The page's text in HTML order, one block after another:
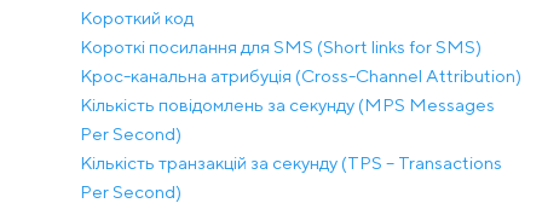
Короткий код
Короткі посилання для SMS (Short links for SMS)
Крос-канальна атрибуція (Cross-Channel Attribution)
Кількість повідомлень за секунду (MPS Messages
Per Second)
Кількість транзакцій за секунду (TPS – Transactions
Per Second)